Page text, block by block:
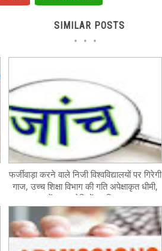
SIMILAR POSTS
फर्जीवाड़ा करने वाले निजी विश्वविद्यालयों पर गिरेगी
गाज, उच्च शिक्षा विभाग की गति अपेक्षाकृत धीमी,
नए सत्र में 11 कमेटियों का किया गया गठन